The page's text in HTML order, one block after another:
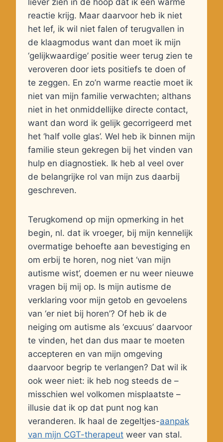
liever zien in de hoop dat ik een warme
reactie krijg. Maar daarvoor heb ik niet
het lef, ik wil niet falen of terugvallen in
de klaagmodus want dan moet ik mijn
‘gelijkwaardige’ positie weer terug zien te
veroveren door iets positiefs te doen of
te zeggen. En zo’n warme reactie moet ik
niet van mijn familie verwachten; althans
niet in het onmiddellijke directe contact,
want dan word ik gelijk gecorrigeerd met
het ‘half volle glas’. Wel heb ik binnen mijn
familie steun gekregen bij het vinden van
hulp en diagnostiek. Ik heb al veel over
de belangrijke rol van mijn zus daarbij
geschreven.
Terugkomend op mijn opmerking in het
begin, nl. dat ik vroeger, bij mijn kennelijk
overmatige behoefte aan bevestiging en
om erbij te horen, nog niet ‘van mijn
autisme wist’, doemen er nu weer nieuwe
vragen bij mij op. Is mijn autisme de
verklaring voor mijn getob en gevoelens
van ‘er niet bij horen’? Of heb ik de
neiging om autisme als ‘excuus’ daarvoor
te vinden, het dan dus maar te moeten
accepteren en van mijn omgeving
daarvoor begrip te verlangen? Dat wil ik
ook weer niet: ik heb nog steeds de –
misschien wel volkomen misplaatste –
illusie dat ik op dat punt nog kan
veranderen. Ik haal de zegeltjes-aanpak
van mijn CGT-therapeut weer van stal.